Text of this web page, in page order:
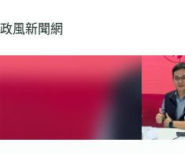
至
政風新聞網